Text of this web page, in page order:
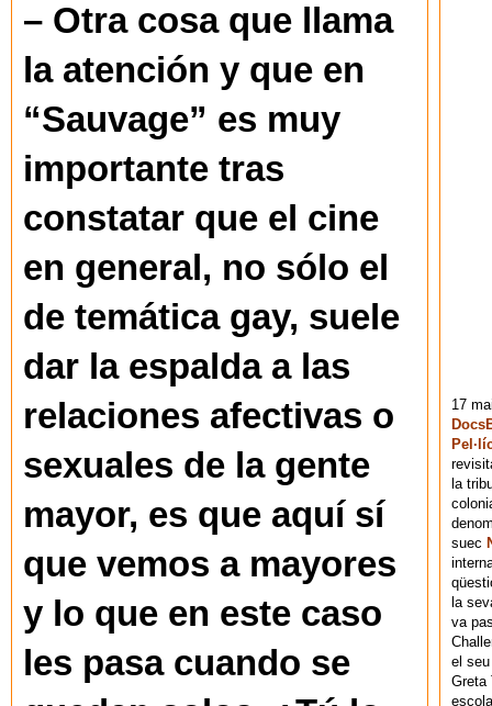
– Otra cosa que llama
la atención y que en
“Sauvage” es muy
importante tras
constatar que el cine
en general, no sólo el
de temática gay, suele
dar la espalda a las
relaciones afectivas o
sexuales de la gente
mayor, es que aquí sí
que vemos a mayores
y lo que en este caso
les pasa cuando se
17
la
suec
la
va
el
Greta